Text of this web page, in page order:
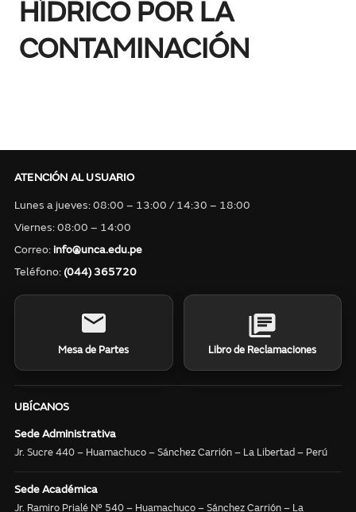
HÍDRICO POR LA
CONTAMINACIÓN
ATENCIÓN AL USUARIO
Lunes a jueves: 08:00 – 13:00 / 14:30 – 18:00
Viernes: 08:00 – 14:00
Correo: info@unca.edu.pe
Teléfono: (044) 365720
Mesa de Partes Libro de Reclamaciones
UBÍCANOS
Sede Administrativa
Jr. Sucre 440 – Huamachuco – Sánchez Carrión – La Libertad – Perú
Sede Académica
Jr. Ramiro Prialé N° 540 – Huamachuco – Sánchez Carrión – La